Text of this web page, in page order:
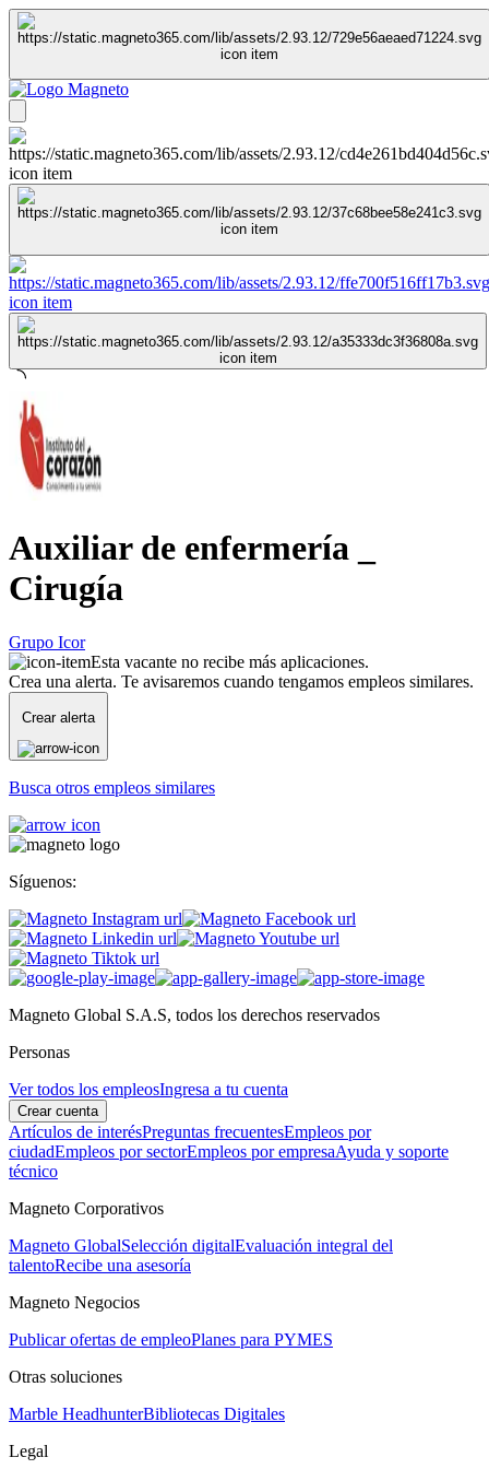
Auxiliar de enfermería _
Cirugía
Grupo Icor
Esta vacante no recibe más aplicaciones.
Crea una alerta. Te avisaremos cuando tengamos empleos similares.
Crear alerta
Busca otros empleos similares
Síguenos:
Magneto Global S.A.S, todos los derechos reservados
Personas
Ver todos los empleosIngresa a tu cuenta
Crear cuenta
Artículos de interésPreguntas frecuentesEmpleos por
ciudadEmpleos por sectorEmpleos por empresaAyuda y soporte
técnico
Magneto Corporativos
Magneto GlobalSelección digitalEvaluación integral del
talentoRecibe una asesoría
Magneto Negocios
Publicar ofertas de empleoPlanes para PYMES
Otras soluciones
Marble HeadhunterBibliotecas Digitales
Legal